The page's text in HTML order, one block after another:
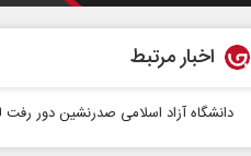
اخبار مرتبط
دانشگاه آزاد اسلامی صدرنشین دور رفت